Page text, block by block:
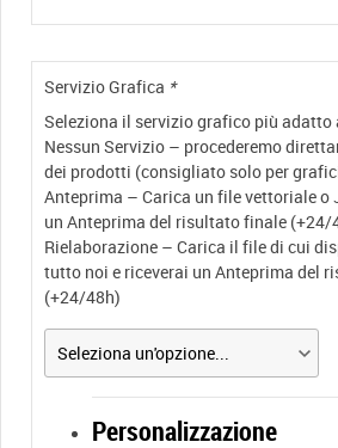
Servizio Grafica *
Seleziona il servizio grafico più adatto
Nessun Servizio – procederemo
dei prodotti (consigliato solo per
Anteprima – Carica un file vettoriale o
un Anteprima del risultato finale (+24/
Rielaborazione – Carica il file di cui
tutto noi e riceverai un Anteprima del
(+24/48h)
Personalizzazione